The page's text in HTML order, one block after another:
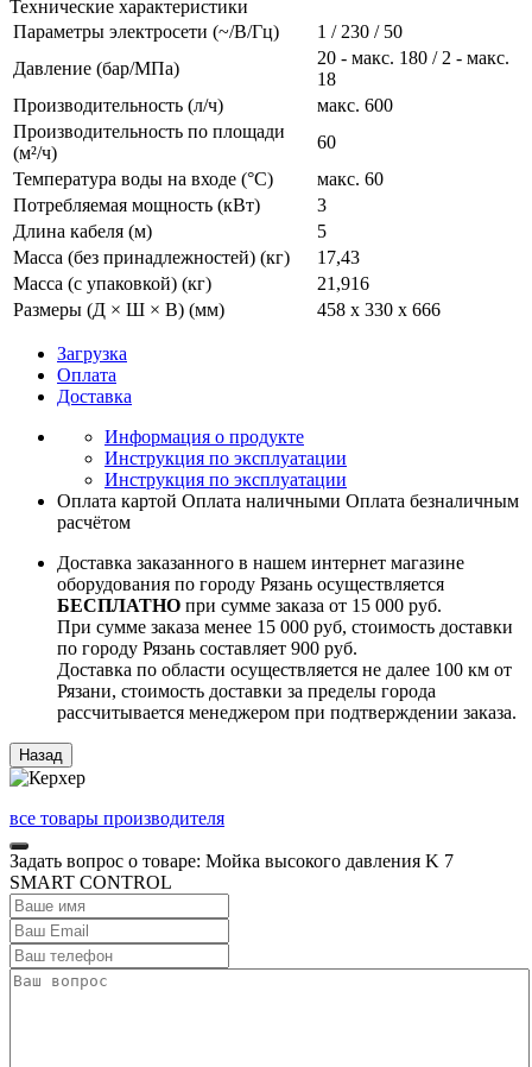
Технические характеристики
Параметры электросети (~/В/Гц)
1 / 230 / 50
Давление (бар/МПа)
20 - макс. 180 / 2 - макс.
18
Производительность (л/ч)
макс. 600
Производительность по площади
(м²/ч)
60
Температура воды на входе (°C)
макс. 60
Потребляемая мощность (кВт)
3
Длина кабеля (м)
5
Масса (без принадлежностей) (кг)
17,43
Масса (с упаковкой) (кг)
21,916
Размеры (Д × Ш × В) (мм)
458 x 330 x 666
Загрузка
Оплата
Доставка
Информация о продукте
Инструкция по эксплуатации
Инструкция по эксплуатации
Оплата картой Оплата наличными Оплата безналичным
расчётом
Доставка заказанного в нашем интернет магазине
оборудования по городу Рязань осуществляется
БЕСПЛАТНО при сумме заказа от 15 000 руб.
При сумме заказа менее 15 000 руб, стоимость доставки
по городу Рязань составляет 900 руб.
Доставка по области осуществляется не далее 100 км от
Рязани, стоимость доставки за пределы города
рассчитывается менеджером при подтверждении заказа.
все товары производителя
Задать вопрос о товаре: Мойка высокого давления K 7
SMART CONTROL